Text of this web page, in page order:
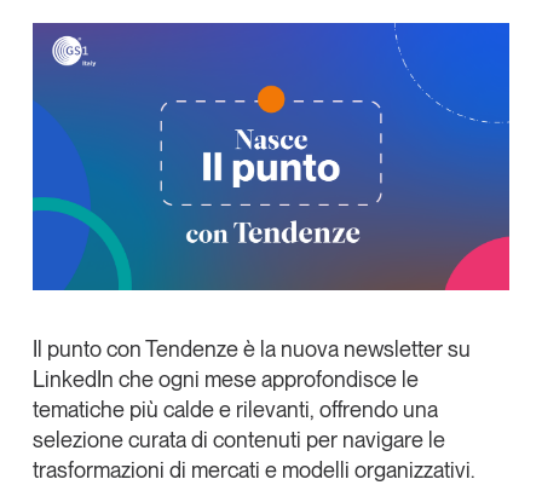
Comunicati stampa
Video
Eventi e formazione
Tutti gli appuntamenti
Chi siamo
Tendenze Journal
La nostra newsletter nella tua email
Iscriviti
X
Linkedin
Copia Link
Il punto con Tendenzeè la nuova newsletter su
LinkedIn cheogni meseapprofondisce le
tematiche più calde e rilevanti, offrendo una
selezione curata di contenuti per navigare le
trasformazioni di mercati e modelli organizzativi.